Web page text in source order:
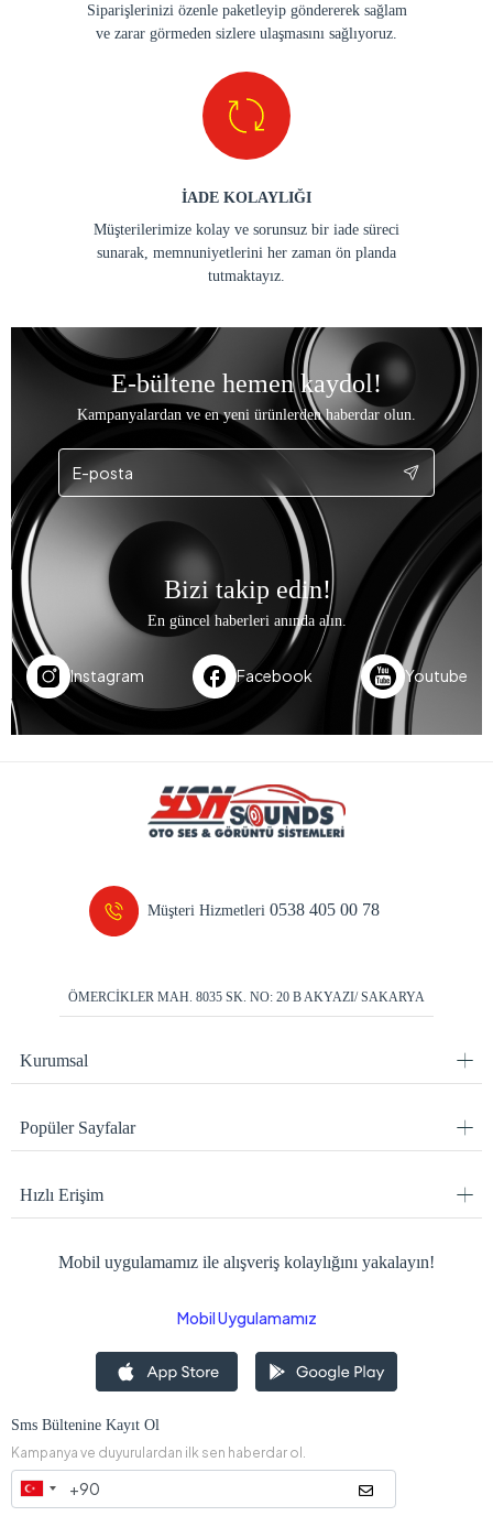
Siparişlerinizi özenle paketleyip göndererek sağlam
ve zarar görmeden sizlere ulaşmasını sağlıyoruz.
İADE KOLAYLIĞI
Müşterilerimize kolay ve sorunsuz bir iade süreci
sunarak, memnuniyetlerini her zaman ön planda
tutmaktayız.
E-bültene hemen kaydol!
Kampanyalardan ve en yeni ürünlerden haberdar olun.
Bizi takip edin!
En güncel haberleri anında alın.
Instagram Facebook Youtube
Müşteri Hizmetleri0538 405 00 78
ÖMERCİKLER MAH. 8035 SK. NO: 20 B AKYAZI/ SAKARYA
Kurumsal
Popüler Sayfalar
Hızlı Erişim
Mobil uygulamamız ile alışveriş kolaylığını yakalayın!
Mobil Uygulamamız
Sms Bültenine Kayıt Ol
Kampanya ve duyurulardan ilk sen haberdar ol.